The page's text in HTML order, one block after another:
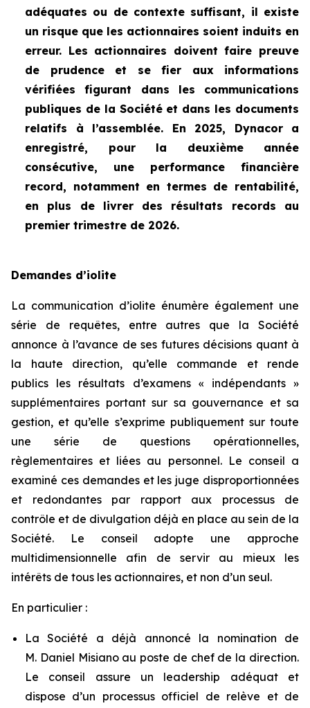
adéquates ou de contexte suffisant, il existe
un risque que les actionnaires soient induits en
erreur. Les actionnaires doivent faire preuve
de prudence et se fier aux informations
vérifiées figurant dans les communications
publiques de la Société et dans les documents
relatifs à l’assemblée. En 2025, Dynacor a
enregistré, pour la deuxième année
consécutive, une performance financière
record, notamment en termes de rentabilité,
en plus de livrer des résultats records au
premier trimestre de 2026.
Demandes d’iolite
La communication d’iolite énumère également une
série de requêtes, entre autres que la Société
annonce à l’avance de ses futures décisions quant à
la haute direction, qu’elle commande et rende
publics les résultats d’examens « indépendants »
supplémentaires portant sur sa gouvernance et sa
gestion, et qu’elle s’exprime publiquement sur toute
une série de questions opérationnelles,
règlementaires et liées au personnel. Le conseil a
examiné ces demandes et les juge disproportionnées
et redondantes par rapport aux processus de
contrôle et de divulgation déjà en place au sein de la
Société. Le conseil adopte une approche
multidimensionnelle afin de servir au mieux les
intérêts de tous les actionnaires, et non d’un seul.
En particulier :
La Société a déjà annoncé la nomination de
M. Daniel Misiano au poste de chef de la direction.
Le conseil assure un leadership adéquat et
dispose d’un processus officiel de relève et de